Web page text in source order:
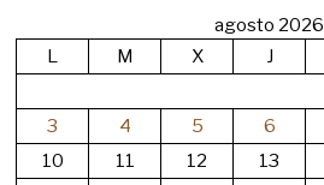
agosto 2026
L
M X J
3
4 5 6
10
11 12 13